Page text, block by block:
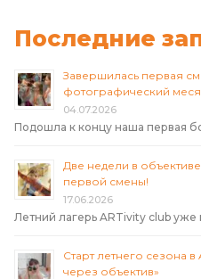
Последние
Завершилась первая
фотографический
04.07.2026
Подошла к концу наша первая
Две недели в
первой смены!
17.06.2026
Летний лагерь ARTivity club уже
Старт летнего сезона
через объектив»